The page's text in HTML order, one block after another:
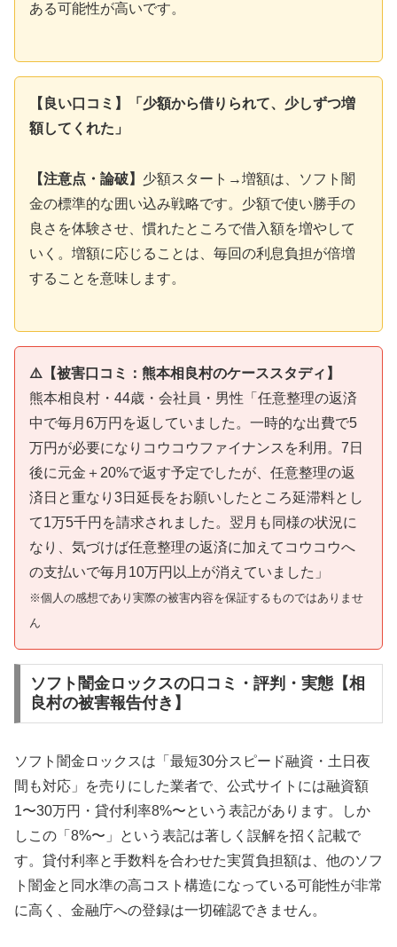
ある可能性が高いです。
【良い口コミ】「少額から借りられて、少しずつ増
額してくれた」
【注意点・論破】 少額スタート→増額は、ソフト闇
金の標準的な囲い込み戦略です。少額で使い勝手の
良さを体験させ、慣れたところで借入額を増やして
いく。増額に応じることは、毎回の利息負担が倍増
することを意味します。
⚠️【被害口コミ：熊本相良村のケーススタディ】
熊本相良村・44歳・会社員・男性「任意整理の返済
中で毎月6万円を返していました。一時的な出費で5
万円が必要になりコウコウファイナンスを利用。7日
後に元金＋20%で返す予定でしたが、任意整理の返
済日と重なり3日延長をお願いしたところ延滞料とし
て1万5千円を請求されました。翌月も同様の状況に
なり、気づけば任意整理の返済に加えてコウコウへ
の支払いで毎月10万円以上が消えていました」
※個人の感想であり実際の被害内容を保証するものではありませ
ん
ソフト闇金ロックスの口コミ・評判・実態【相
良村の被害報告付き】
ソフト闇金ロックスは「最短30分スピード融資・土日夜
間も対応」を売りにした業者で、公式サイトには融資額
1〜30万円・貸付利率8%〜という表記があります。しか
しこの「8%〜」という表記は著しく誤解を招く記載で
す。貸付利率と手数料を合わせた実質負担額は、他のソフ
ト闇金と同水準の高コスト構造になっている可能性が非常
に高く、金融庁への登録は一切確認できません。